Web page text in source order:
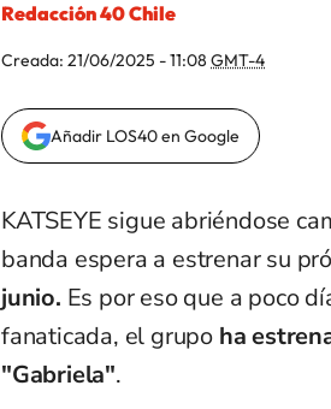
Redacción 40 Chile
Creada: 21/06/2025 - 11:08 GMT-4
Añadir LOS40 en Google
KATSEYE sigue abriéndose
banda espera a estrenar su
junio. Es por eso que a poco
fanaticada, el grupo ha
"Gabriela".